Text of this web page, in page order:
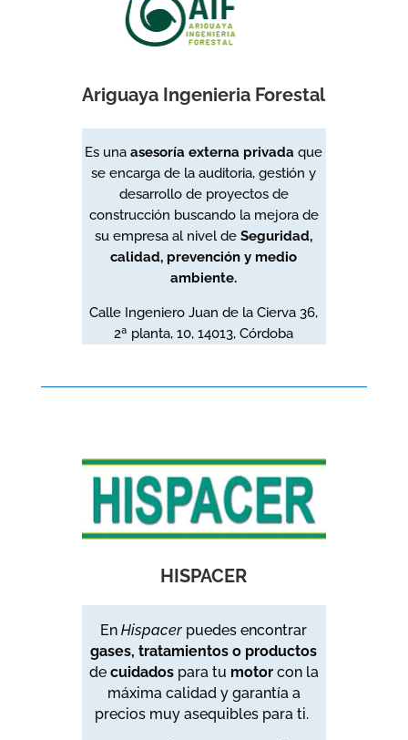
Ariguaya Ingenieria Forestal
Es unaasesoría externa privada que
se encarga de la auditoria, gestión y
desarrollo de proyectos de
construcción buscando la mejora de
su empresa al nivel deSeguridad,
calidad, prevención y medio
ambiente.
Calle Ingeniero Juan de la Cierva 36,
2ª planta, 10,14013, Córdoba
HISPACER
EnHispacer puedes encontrar
gases, tratamientos o productos
decuidadospara tu motorcon la
máxima calidad y garantía a
precios muy asequibles para ti.